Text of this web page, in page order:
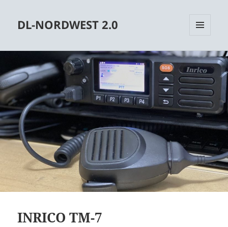
DL-NORDWEST 2.0
WIDGETS
INRICO TM-7